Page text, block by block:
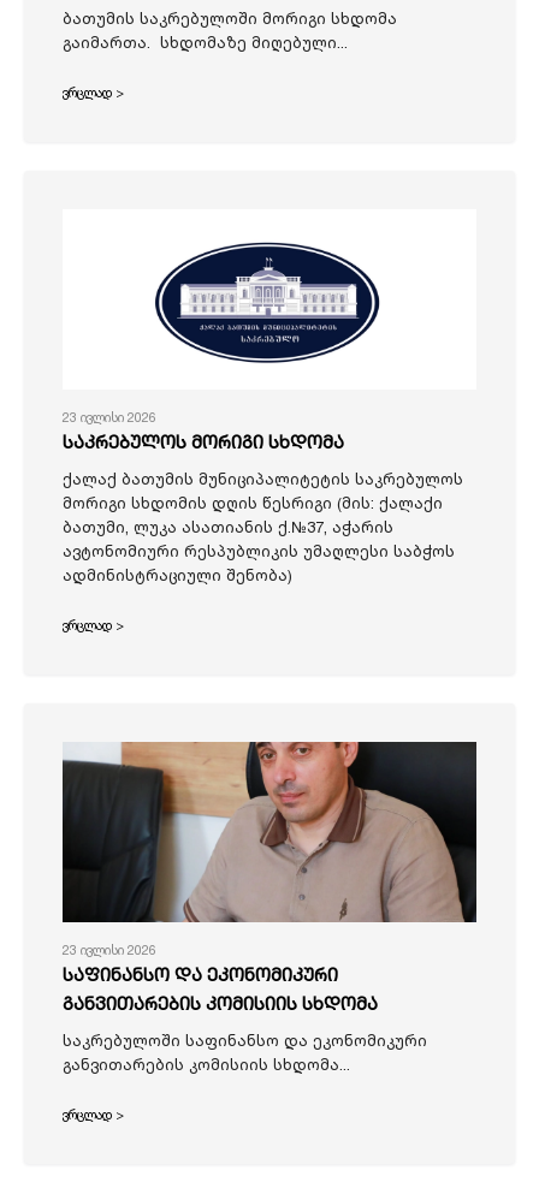
ბათუმის საკრებულოში მორიგი სხდომა
გაიმართა. სხდომაზე მიღებული...
ვრცლად >
23 ივლისი 2026
საკრებულოს მორიგი სხდომა
ქალაქ ბათუმის მუნიციპალიტეტის საკრებულოს
მორიგი სხდომის დღის წესრიგი (მის: ქალაქი
ბათუმი, ლუკა ასათიანის ქ.№37, აჭარის
ავტონომიური რესპუბლიკის უმაღლესი საბჭოს
ადმინისტრაციული შენობა)
ვრცლად >
23 ივლისი 2026
საფინანსო და ეკონომიკური
განვითარების კომისიის სხდომა
საკრებულოში საფინანსო და ეკონომიკური
განვითარების კომისიის სხდომა...
ვრცლად >